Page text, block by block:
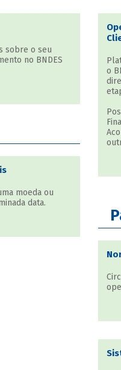
sobre o seu
no BNDES
moeda ou
data.
o